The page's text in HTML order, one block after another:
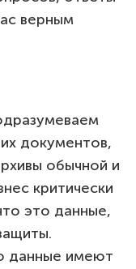
верным
документов,
обычной и
критически
это данные,
данные имеют